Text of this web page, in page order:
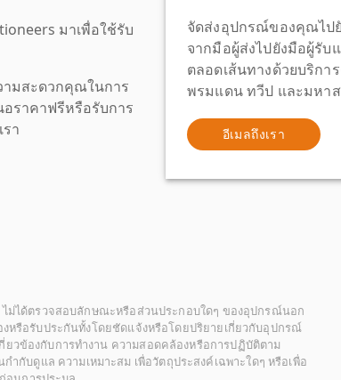
มาเพื่อใช้รับ
ามสะดวกคุณในการ
ราคาฟรีหรือรับการ
า
จัดส่งอุปกรณ์ของคุณไป
จากมือผู้ส่งไปยังมือผู้รับ
ตลอดเส้นทางด้วยบริกา
พรมแดน ทวีป และมหา
อีเมลถึงเรา
ม่ได้ตรวจสอบลักษณะหรือส่วนประกอบใดๆ ของอุปกรณ์นอก
งหรือรับประกันทั้งโดยชัดแจ้งหรือโดยปริยายเกี่ยวกับอุปกรณ์
ยวข้องกับการทำงาน ความสอดคล้องหรือการปฏิบัติตาม
บดูแล ความเหมาะสม เพื่อวัตถุประสงค์เฉพาะใดๆ หรือเพื่อ